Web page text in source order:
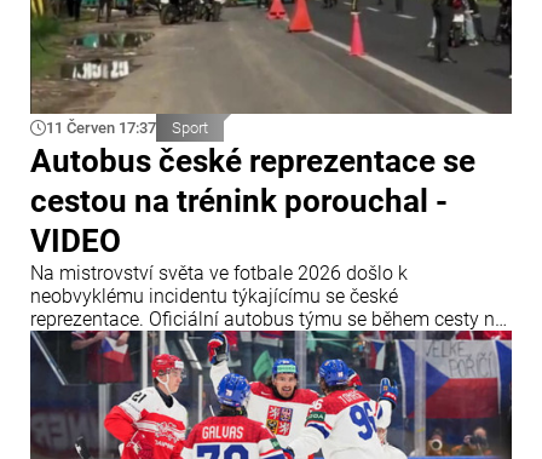
11 Červen 17:37 Sport
Autobus české reprezentace se
cestou na trénink porouchal -
VIDEO
Na mistrovství světa ve fotbale 2026 došlo k
neobvyklému incidentu týkajícímu se české
reprezentace. Oficiální autobus týmu se během cesty na
trénink v mexickém městě Zapopan nečekaně
porouchal. Porucha způsobila značné dopravní
komplikace a narušila plány českého mužstva.